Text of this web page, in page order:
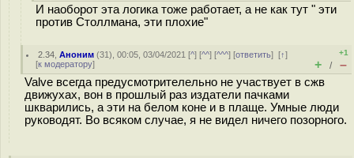
И наоборот эта логика тоже работает, а не как тут " эти
против Столлмана, эти плохие"
2.34 ,Аноним (31), 00:05, 03/04/2021 [^] [^^] [^^^] [ответить][↑]
[к модератору]
+1
+ / –
Valve всегда предусмотрителельно не участвует в сжв
движухах, вон в прошлый раз издатели пачками
шкварились, а эти на белом коне и в плаще. Умные люди
руководят. Во всяком случае, я не видел ничего позорного.